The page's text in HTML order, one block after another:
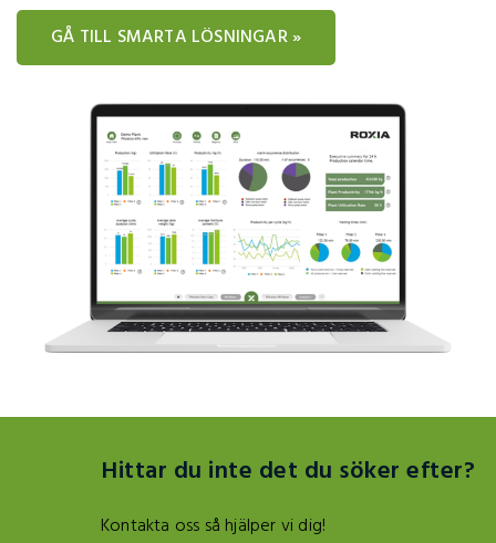
GÅ TILL SMARTA LÖSNINGAR »
Hittar du inte det du söker efter?
Kontakta oss så hjälper vi dig!